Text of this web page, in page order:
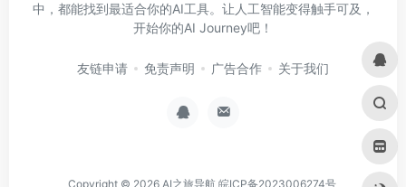
中，都能找到最适合你的AI工具。让人工智能变得触手可及，
开始你的AI Journey吧！
友链申请 免责声明 广告合作 关于我们
Copyright © 2026 AI之旅导航 皖ICP备2023006274号